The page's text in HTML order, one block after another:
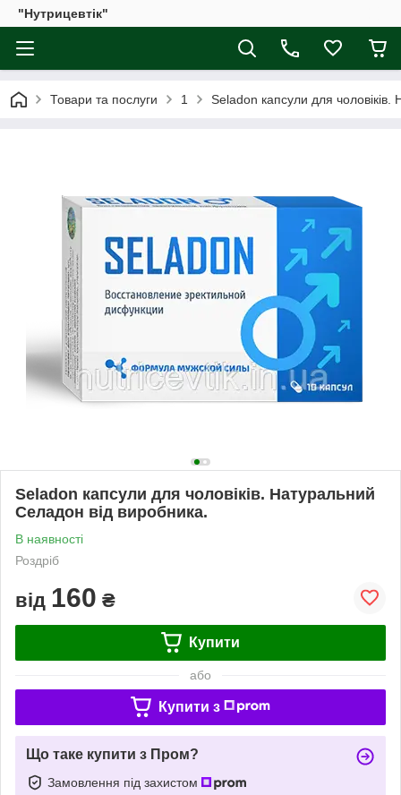
"Нутрицевтік"
Товари та послуги 1 Seladon капсули для
Seladon капсули для чоловіків. Натуральний
Селадон від виробника.
В наявності
Роздріб
від 160 ₴
Купити
або
Купити з
Що таке купити з Пром?
Замовлення під захистом